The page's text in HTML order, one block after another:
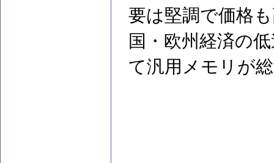
要は堅調で価格
国・欧州経済の
て汎用メモリが